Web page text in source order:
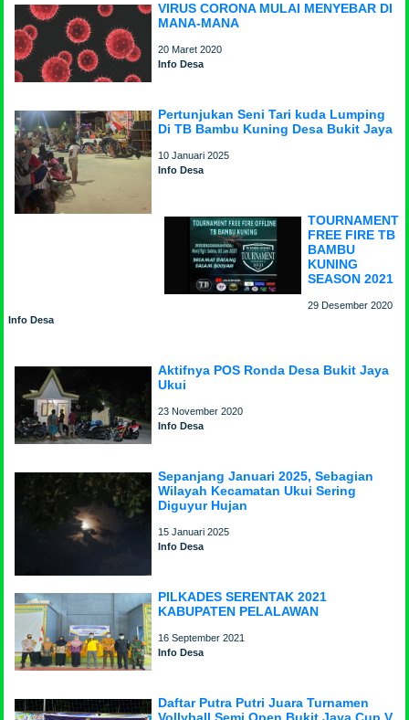
VIRUS CORONA MULAI MENYEBAR DI
MANA-MANA
20 Maret 2020
Info Desa
Pertunjukan Seni Tari kuda Lumping
Di TB Bambu Kuning Desa Bukit Jaya
10 Januari 2025
Info Desa
TOURNAMENT
FREE FIRE TB
BAMBU
KUNING
SEASON 2021
29 Desember 2020
Info Desa
Aktifnya POS Ronda Desa Bukit Jaya
Ukui
23 November 2020
Info Desa
Sepanjang Januari 2025, Sebagian
Wilayah Kecamatan Ukui Sering
Diguyur Hujan
15 Januari 2025
Info Desa
PILKADES SERENTAK 2021
KABUPATEN PELALAWAN
16 September 2021
Info Desa
Daftar Putra Putri Juara Turnamen